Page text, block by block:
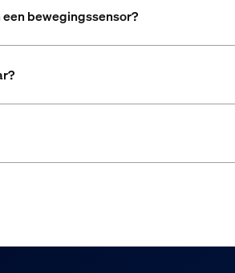
een bewegingssensor?